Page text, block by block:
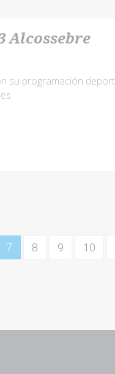
Alcossebre
su programación
7 8 9 10